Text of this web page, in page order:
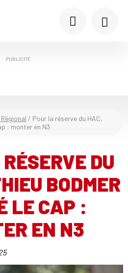
PUBLICITÉ
/ Pour la réserve du HAC,
: monter en N3
DU
BODMER
LE CAP :
EN N3